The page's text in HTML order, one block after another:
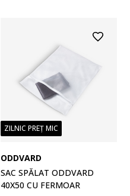
ZILNIC PREȚ MIC
ODDVARD
SAC SPĂLAT ODDVARD
40X50 CU FERMOAR